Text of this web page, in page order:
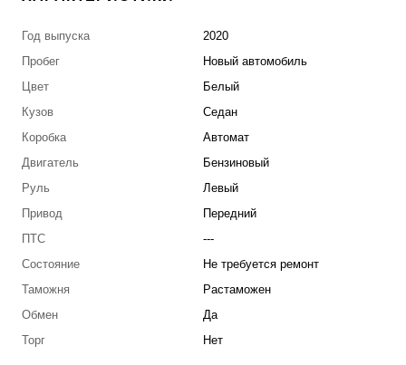
Год выпуска
2020
Пробег
Новый автомобиль
Цвет
Белый
Кузов
Седан
Коробка
Автомат
Двигатель
Бензиновый
Руль
Левый
Привод
Передний
ПТС
---
Состояние
Не требуется ремонт
Таможня
Растаможен
Обмен
Да
Торг
Нет